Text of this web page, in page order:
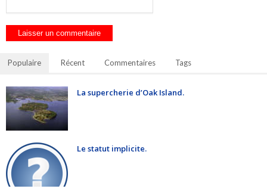
Populaire Récent Commentaires Tags
La supercherie d’Oak Island.
Le statut implicite.